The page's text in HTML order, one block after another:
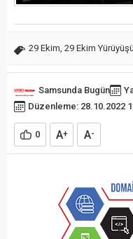
29 Ekim 29 Ekim Yürüyüşü
Samsunda Bugün
Düzenleme: 28.10.2022
0 A+ A-